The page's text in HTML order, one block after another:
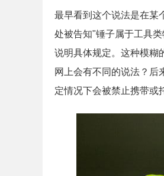
最早看到这个说法是在某
处被告知"锤子属于工具
说明具体规定。这种模糊
网上会有不同的说法？后
定情况下会被禁止携带或